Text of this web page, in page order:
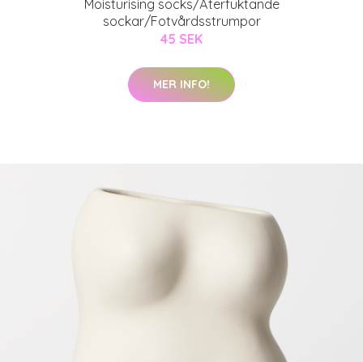
Moisturising socks/Återfuktande
sockar/Fotvårdsstrumpor
45 SEK
MER INFO!